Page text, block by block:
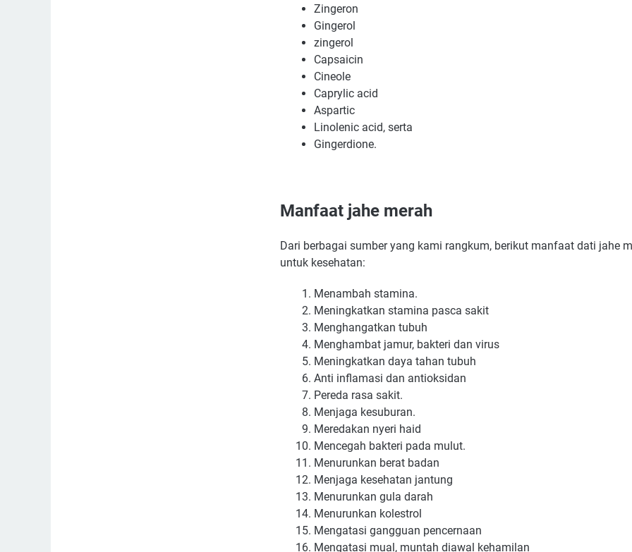
Zingeron
Gingerol
zingerol
Capsaicin
Cineole
Caprylic acid
Aspartic
Linolenic acid, serta
Gingerdione.
Manfaat jahe merah
Dari berbagai sumber yang kami rangkum, berikut manfaat dati jahe
untuk kesehatan:
Menambah stamina.
Meningkatkan stamina pasca sakit
Menghangatkan tubuh
Menghambat jamur, bakteri dan virus
Meningkatkan daya tahan tubuh
Anti inflamasi dan antioksidan
Pereda rasa sakit.
Menjaga kesuburan.
Meredakan nyeri haid
Mencegah bakteri pada mulut.
Menurunkan berat badan
Menjaga kesehatan jantung
Menurunkan gula darah
Menurunkan kolestrol
Mengatasi gangguan pencernaan
Mengatasi mual, muntah diawal kehamilan